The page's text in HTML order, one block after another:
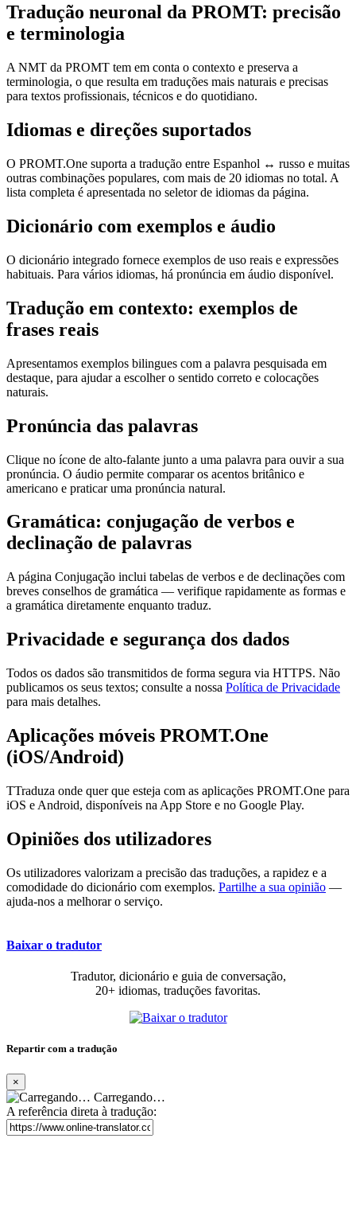
Tradução neuronal da PROMT: precisão
e terminologia
A NMT da PROMT tem em conta o contexto e preserva a
terminologia, o que resulta em traduções mais naturais e precisas
para textos profissionais, técnicos e do quotidiano.
Idiomas e direções suportados
O PROMT.One suporta a tradução entre Espanhol ↔ russo e muitas
outras combinações populares, com mais de 20 idiomas no total. A
lista completa é apresentada no seletor de idiomas da página.
Dicionário com exemplos e áudio
O dicionário integrado fornece exemplos de uso reais e expressões
habituais. Para vários idiomas, há pronúncia em áudio disponível.
Tradução em contexto: exemplos de
frases reais
Apresentamos exemplos bilingues com a palavra pesquisada em
destaque, para ajudar a escolher o sentido correto e colocações
naturais.
Pronúncia das palavras
Clique no ícone de alto-falante junto a uma palavra para ouvir a sua
pronúncia. O áudio permite comparar os acentos britânico e
americano e praticar uma pronúncia natural.
Gramática: conjugação de verbos e
declinação de palavras
A página Conjugação inclui tabelas de verbos e de declinações com
breves conselhos de gramática — verifique rapidamente as formas e
a gramática diretamente enquanto traduz.
Privacidade e segurança dos dados
Todos os dados são transmitidos de forma segura via HTTPS. Não
publicamos os seus textos; consulte a nossa Política de Privacidade
para mais detalhes.
Aplicações móveis PROMT.One
(iOS/Android)
TTraduza onde quer que esteja com as aplicações PROMT.One para
iOS e Android, disponíveis na App Store e no Google Play.
Opiniões dos utilizadores
Os utilizadores valorizam a precisão das traduções, a rapidez e a
comodidade do dicionário com exemplos. Partilhe a sua opinião —
ajuda-nos a melhorar o serviço.
Baixar o tradutor
Tradutor, dicionário e guia de conversação,
20+ idiomas, traduções favoritas.
Repartir com a tradução
×
Carregando…
A referência direta à tradução: